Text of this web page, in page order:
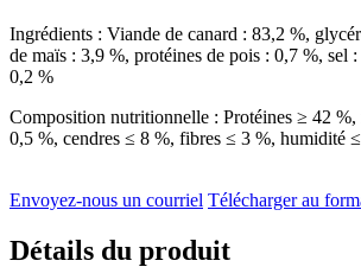
Ingrédients : Viande de canard : 83,2 %,
de maïs : 3,9 %, protéines de pois : 0,7 %, sel
0,2 %
Composition nutritionnelle : Protéines ≥ 42 %,
0,5 %, cendres ≤ 8 %, fibres ≤ 3 %, humidité
Envoyez-nous un courriel Télécharger au
Détails du produit